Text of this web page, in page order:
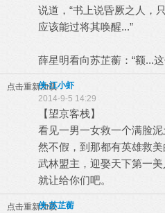
说道，“书上说昏厥之人，
应该能过将其唤醒...”
薛星明看向苏芷蘅：“额...
点击重新加载侠-江小虾
2014-9-5 14:29
【望京客栈】
看见一男一女救一个满脸
然不假，到那都有英雄救
武林盟主，迎娶天下第一
就让给你们吧。
点击重新加载侠-苏芷蘅